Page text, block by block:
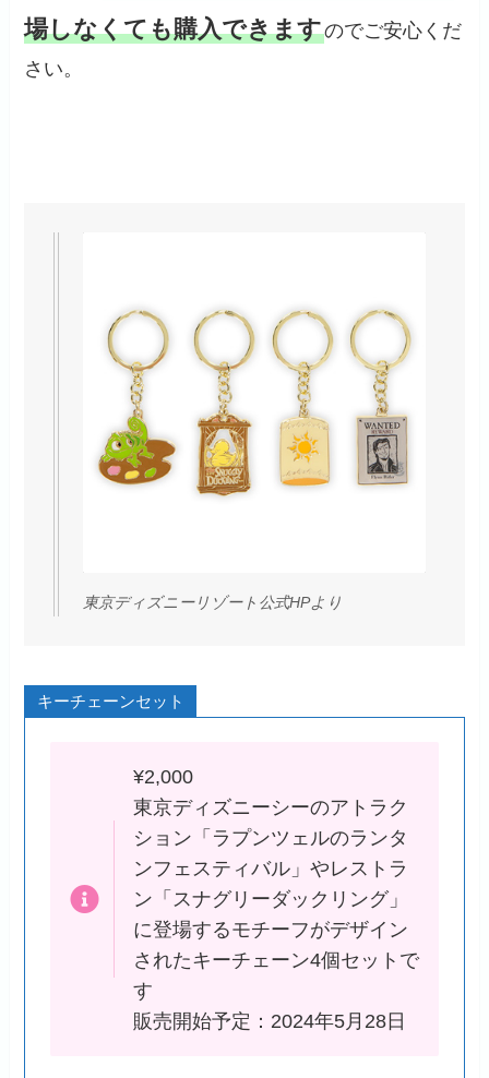
場しなくても購入できますのでご安心くだ
さい。
東京ディズニーリゾート公式HPより
キーチェーンセット
¥2,000
東京ディズニーシーのアトラク
ション「ラプンツェルのランタ
ンフェスティバル」やレストラ
ン「スナグリーダックリング」
に登場するモチーフがデザイン
されたキーチェーン4個セットで
す
販売開始予定：2024年5月28日